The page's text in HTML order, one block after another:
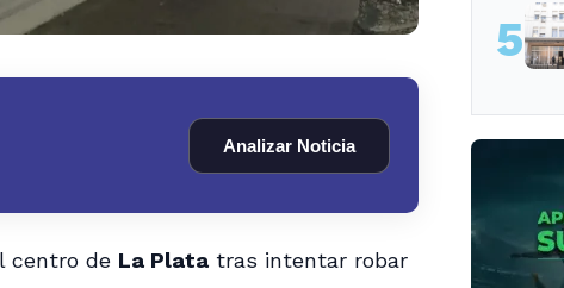
Analizar Noticia
centro de La Platatras intentar robar
5